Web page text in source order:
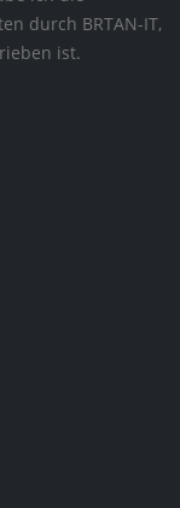
durch BRTAN-IT,
ist.